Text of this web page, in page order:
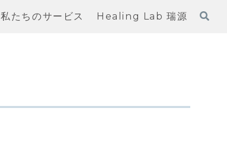
私たちのサービス Healing Lab 瑞源